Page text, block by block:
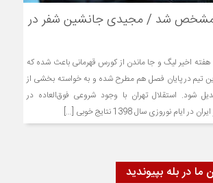
شد / مجیدی جانشین شفر در
هفته اخیر لیگ و جا ماندن از کورس قهرمانی باعث شده که
تیم در پایان فصل هم مطرح شده و به خواسته بخشی از
شود. استقلال تهران با وجود شروعی فوق‌العاده در
نوروزی سال 1398 نتایج خوبی [...]
ما در بله بپیوندید